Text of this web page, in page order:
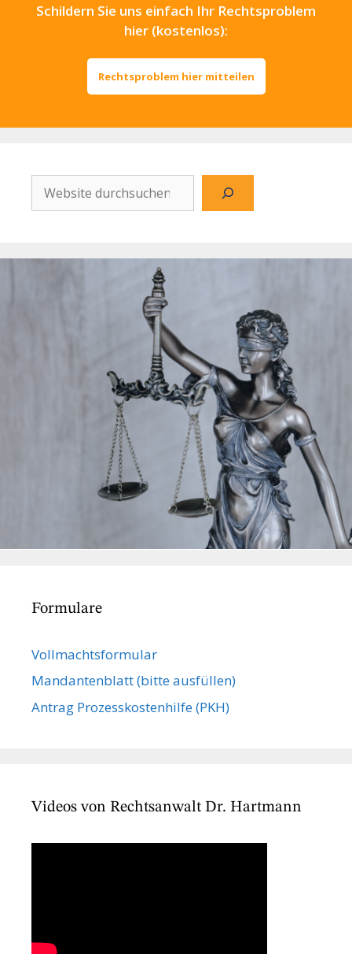
Schildern Sie uns einfach Ihr Rechtsproblem
hier (kostenlos):
Rechtsproblem hier mitteilen
Website
durchsuchen
Formulare
Vollmachts­formular
Mandanten­blatt (bitte ausfüllen)
Antrag Prozesskostenhilfe (PKH)
Videos von Rechtsanwalt Dr. Hartmann